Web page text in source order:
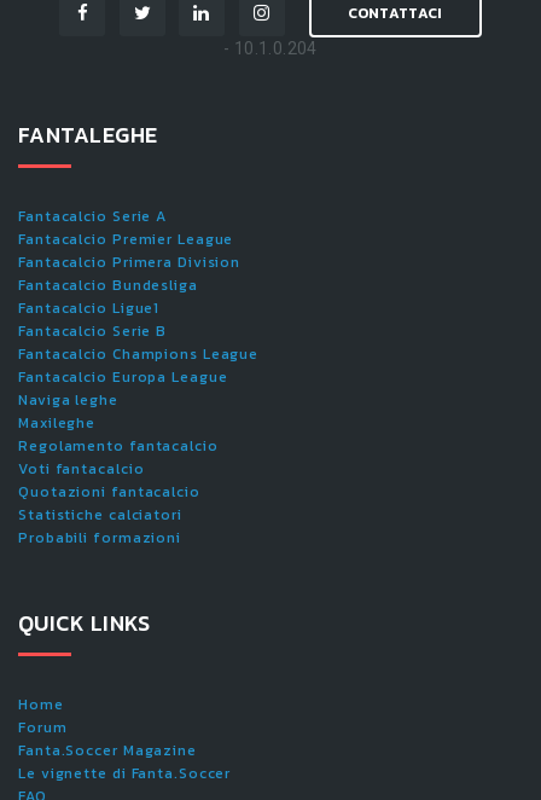
CONTATTACI
- 10.1.0.204
FANTALEGHE
Fantacalcio Serie A
Fantacalcio Premier League
Fantacalcio Primera Division
Fantacalcio Bundesliga
Fantacalcio Ligue1
Fantacalcio Serie B
Fantacalcio Champions League
Fantacalcio Europa League
Naviga leghe
Maxileghe
Regolamento fantacalcio
Voti fantacalcio
Quotazioni fantacalcio
Statistiche calciatori
Probabili formazioni
QUICK LINKS
Home
Forum
Fanta.Soccer Magazine
Le vignette di Fanta.Soccer